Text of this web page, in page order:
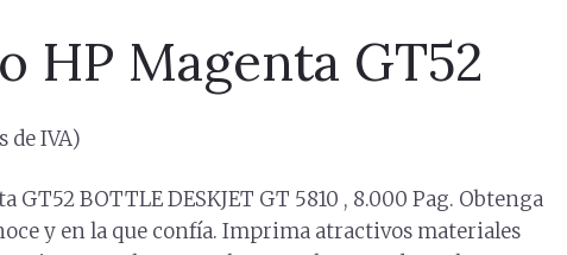
HP Magenta GT52
de IVA)
GT52 BOTTLE DESKJET GT 5810 , 8.000 Pag. Obtenga
y en la que confía. Imprima atractivos materiales